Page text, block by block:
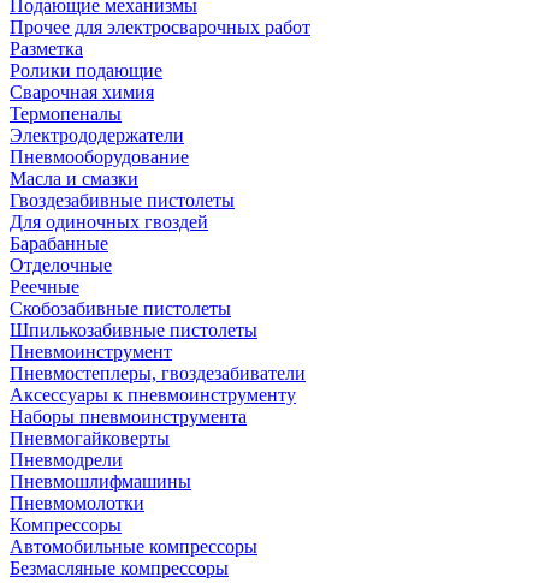
Подающие механизмы
Прочее для электросварочных работ
Разметка
Ролики подающие
Сварочная химия
Термопеналы
Электрододержатели
Пневмооборудование
Масла и смазки
Гвоздезабивные пистолеты
Для одиночных гвоздей
Барабанные
Отделочные
Реечные
Скобозабивные пистолеты
Шпилькозабивные пистолеты
Пневмоинструмент
Пневмостеплеры, гвоздезабиватели
Аксессуары к пневмоинструменту
Наборы пневмоинструмента
Пневмогайковерты
Пневмодрели
Пневмошлифмашины
Пневмомолотки
Компрессоры
Автомобильные компрессоры
Безмасляные компрессоры